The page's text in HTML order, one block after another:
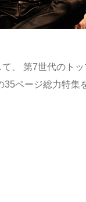
、 第7世代のト
ページ総力特集